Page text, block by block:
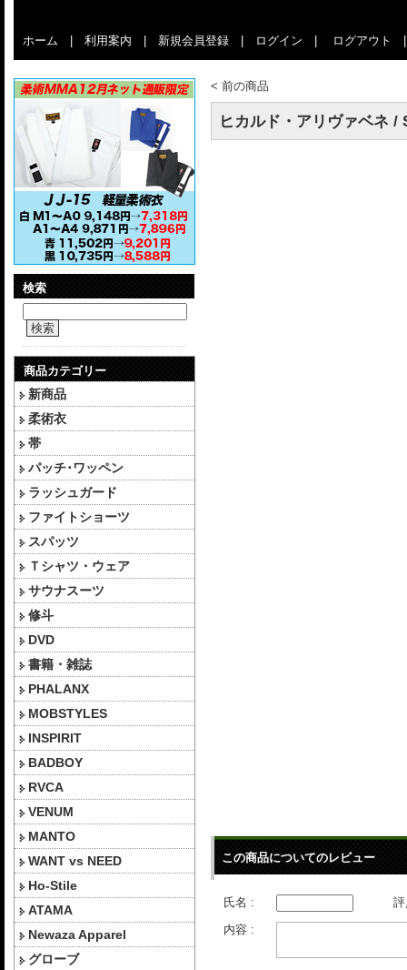
ホーム 利用案内 新規会員登録 ログイン ログアウト
検索
検索
商品カテゴリー
新商品
柔術衣
帯
パッチ･ワッペン
ラッシュガード
ファイトショーツ
スパッツ
Ｔシャツ・ウェア
サウナスーツ
修斗
DVD
書籍・雑誌
PHALANX
MOBSTYLES
INSPIRIT
BADBOY
RVCA
VENUM
MANTO
WANT vs NEED
Ho-Stile
ATAMA
Newaza Apparel
グローブ
< 前の商品
ヒカルド・アリヴァベネ
この商品についてのレビュー
氏名 :
内容 :